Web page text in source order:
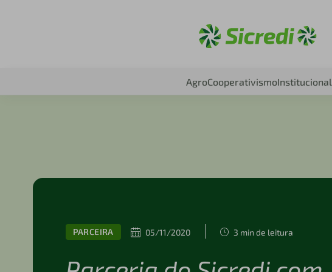
AgroCooperativismoInstitucional
PARCEIRA 05/11/2020 3 min de leitura